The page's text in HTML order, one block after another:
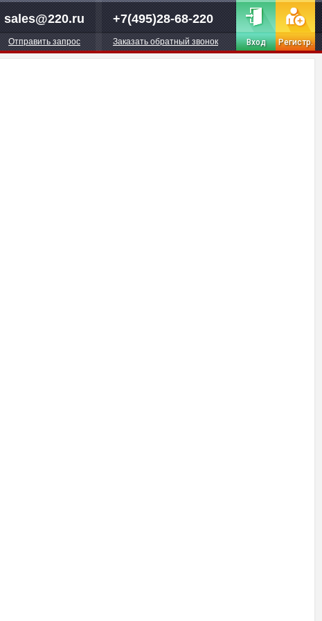
sales@220.ru
Отправить запрос
+7(495)28-68-220
Заказать обратный звонок Вход Регистр.